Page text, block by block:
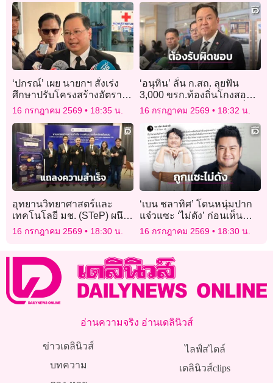
‘ปกรณ์’ เผย นายกฯ สั่งเร่ง
ศึกษาปรับโครงสร้างอัตรา
กำลัง นำ AI ยกระดับ
ประสิทธิภาพราชการ พร้อม
ทบทวนระบบจ้างงาน ค่า
ตอบแทน และสวัสดิการก่อน
เสนอ ครม. พิจารณา
16 กรกฎาคม 2569 18:35 น.
‘อนุทิน’ ลั่น ก.สถ. ลุยฟัน
3,000 ขรก.ท้องถิ่นโกงสอบ
ได้เลย ไม่ต้องรอนายกฯ นั่ง
หัวโต๊ะ ลั่นทำผิดต้องรับผิด
ชอบ
16 กรกฎาคม 2569 18:32 น.
อุทยานวิทยาศาสตร์และ
เทคโนโลยี มช. (STeP) ผนึก
กำลัง สป.อว. และ MTEC
แถลงความสำเร็จ
16 กรกฎาคม 2569 18:30 น.
‘เบน ชลาทิศ’ โดนหนุ่มปาก
แจ๋วแซะ ‘ไม่ดัง’ ก่อนเห็น
สภาพสุดอนาถ ดีแต่ปากค่า
ข้าวยังให้แม่ควักจ่าย!
16 กรกฎาคม 2569 18:30 น.
อ่านความจริง อ่านเดลินิวส์
ข่าวเดลินิวส์
บทความ
ไลฟ์สไตล์
เดลินิวส์clips